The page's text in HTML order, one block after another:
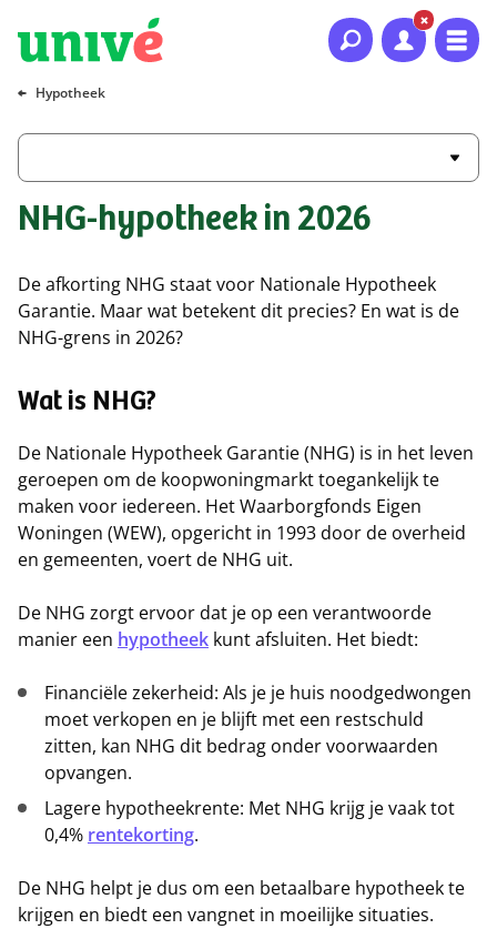
Naar hoofdinhoud
Naar hoofdnavigatie
Naar footer
Hypotheek
NHG-hypotheek in 2026
De afkorting NHG staat voor Nationale Hypotheek
Garantie. Maar wat betekent dit precies? En wat is de
NHG-grens in 2026?
Wat is NHG?
De Nationale Hypotheek Garantie (NHG) is in het leven
geroepen om de koopwoningmarkt toegankelijk te
maken voor iedereen. Het Waarborgfonds Eigen
Woningen (WEW), opgericht in 1993 door de overheid
en gemeenten, voert de NHG uit.
De NHG zorgt ervoor dat je op een verantwoorde
manier een hypotheek kunt afsluiten. Het biedt:
Financiële zekerheid: Als je je huis noodgedwongen
moet verkopen en je blijft met een restschuld
zitten, kan NHG dit bedrag onder voorwaarden
opvangen.
Lagere hypotheekrente: Met NHG krijg je vaak tot
0,4% rentekorting.
De NHG helpt je dus om een betaalbare hypotheek te
krijgen en biedt een vangnet in moeilijke situaties.